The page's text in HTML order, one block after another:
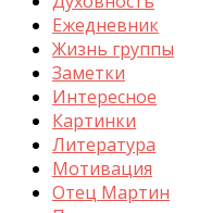
Ежедневник
Жизнь группы
Заметки
Интересное
Картинки
Литература
Мотивация
Отец Мартин